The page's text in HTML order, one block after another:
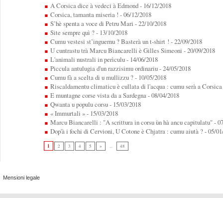
A Corsica dice à vedeci à Edmond- 16/12/2018
Corsica, tamanta miseria ! - 06/12/2018
S’hè spenta a voce di Petru Mari - 22/10/2018
Site sempre quì ?- 13/10/2018
Cumu vestesi st’inguernu ? Basterà un t-shirt ! - 22/09/2018
U cuntrastu trà Marcu Biancarelli è Gilles Simeoni - 20/09/2018
L'animali nustrali in perìculu- 14/06/2018
Piccula antulugia d'un razzisimu ordinariu- 24/05/2018
Cumu fà a scelta di u mullizzu ?- 10/05/2018
Riscaldamentu climaticu è cullata di l'acqua : cumu serà a Corsica
E muntagne corse vista da a Sardegna - 08/04/2018
Qwanta u populu corsu- 15/03/2018
« Immurtali »- 15/03/2018
Marcu Biancarelli : "A scrittura in corsu ùn hà ancu capitulatu"-
Dop'à i fochi di Cervioni, U Cotone è Chjatra : cumu aiutà ?- 05/
1 2 3 4 5 » ... 48
Mensioni legale